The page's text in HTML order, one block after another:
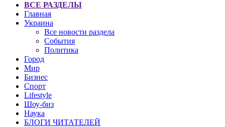
ВСЕ РАЗДЕЛЫ
Главная
Украина
Все новости раздела
События
Политика
Город
Мир
Бизнес
Спорт
Lifestyle
Шоу-биз
Наука
БЛОГИ ЧИТАТЕЛЕЙ